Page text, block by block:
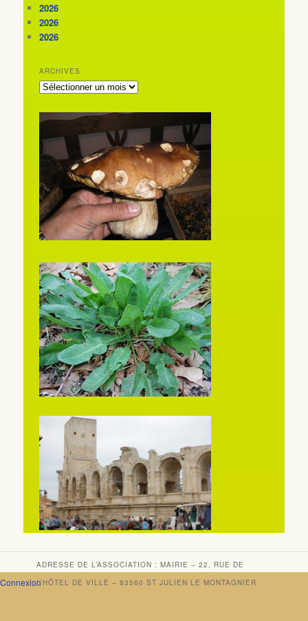
2026
2026
2026
ARCHIVES
ARCHIVES
ADRESSE DE L’ASSOCIATION : MAIRIE – 22, RUE DE
L’HÔTEL DE VILLE – 83560 ST JULIEN LE MONTAGNIER
Connexion